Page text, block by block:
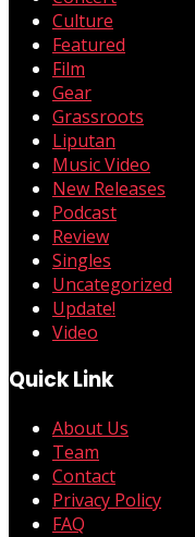
Culture
Featured
Film
Gear
Grassroots
Liputan
Music Video
New Releases
Podcast
Review
Singles
Uncategorized
Update!
Video
Quick Link
About Us
Team
Contact
Privacy Policy
FAQ